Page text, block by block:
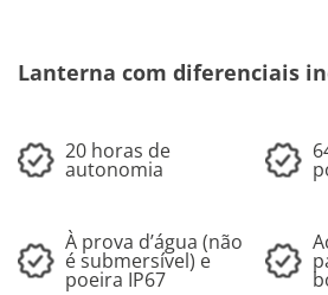
Lanterna com diferenciais
20 horas de
autonomia
À prova d’água (não
é submersível) e
poeira IP67